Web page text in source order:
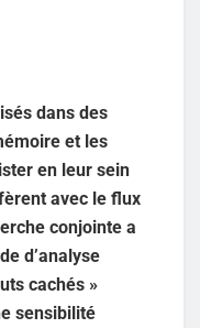
dans des
et les
en leur sein
avec le flux
conjointe a
d’analyse
cachés »
sensibilité